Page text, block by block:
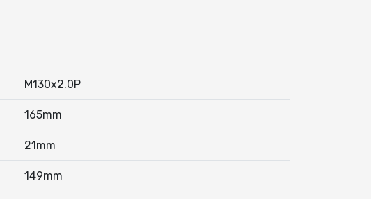
M130x2.0P
165mm
21mm
149mm